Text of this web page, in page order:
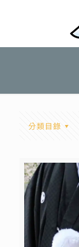
分類目錄